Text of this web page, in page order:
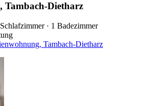
Tambach-Dietharz
· 1 Badezimmer
Tambach-Dietharz